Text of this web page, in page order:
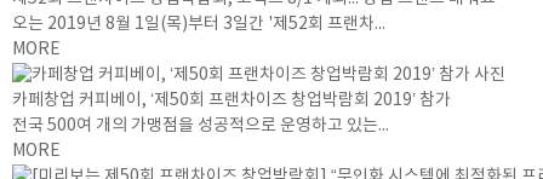
오는 2019년 8월 1일(목)부터 3일간 '제52회 프랜차...
MORE
카페창업 커피베이, ‘제50회 프랜차이즈 창업박람회 2019’ 참가
전국 500여 개의 가맹점을 성공적으로 운영하고 있는...
MORE